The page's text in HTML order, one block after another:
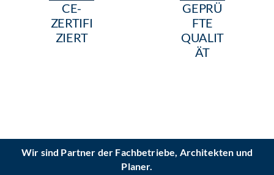
CE-
ZERTIFI
ZIERT
GEPRÜ
FTE
QUALIT
ÄT
Wir sind Partner der Fachbetriebe, Architekten und
Planer.